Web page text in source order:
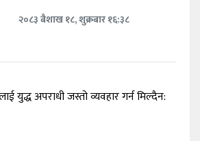
२०८३ बैशाख १८, शुक्रबार १६:३८